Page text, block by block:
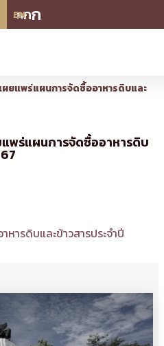
กกก
EN
ผยแพร่แผนการจัดซื้ออาหารดิบและ
แพร่แผนการจัดซื้ออาหารดิบ
ารดิบและข้าวสารประจำปี